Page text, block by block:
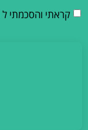
קראתי והסכמתי ל